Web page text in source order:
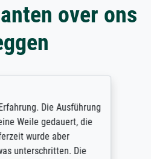
over ons
Die Ausführung
Weile gedauert, die
wurde aber
unterschritten. Die